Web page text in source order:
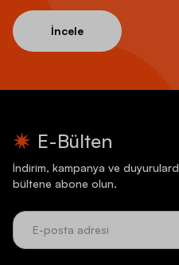
İncele
E-Bülten
İndirim, kampanya ve
bültene abone olun.